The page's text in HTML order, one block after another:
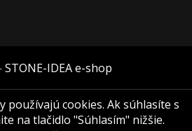
STONE-IDEA e-shop
používajú cookies. Ak súhlasíte s
na tlačidlo "Súhlasím" nižšie.